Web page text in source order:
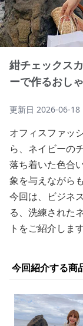
紺チェックス
ーで作るおし
更新日 2026-06-18
オフィスファッ
ら、ネイビーの
落ち着いた色合
象を与えながら
今回は、ビジネ
る、洗練された
トをご紹介します
今回紹介する商